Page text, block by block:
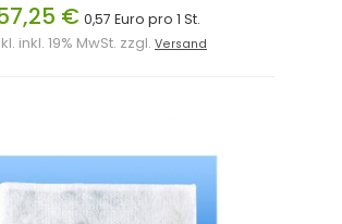
€ 0,57 Euro pro 1 St.
inkl. 19% MwSt. zzgl. Versand